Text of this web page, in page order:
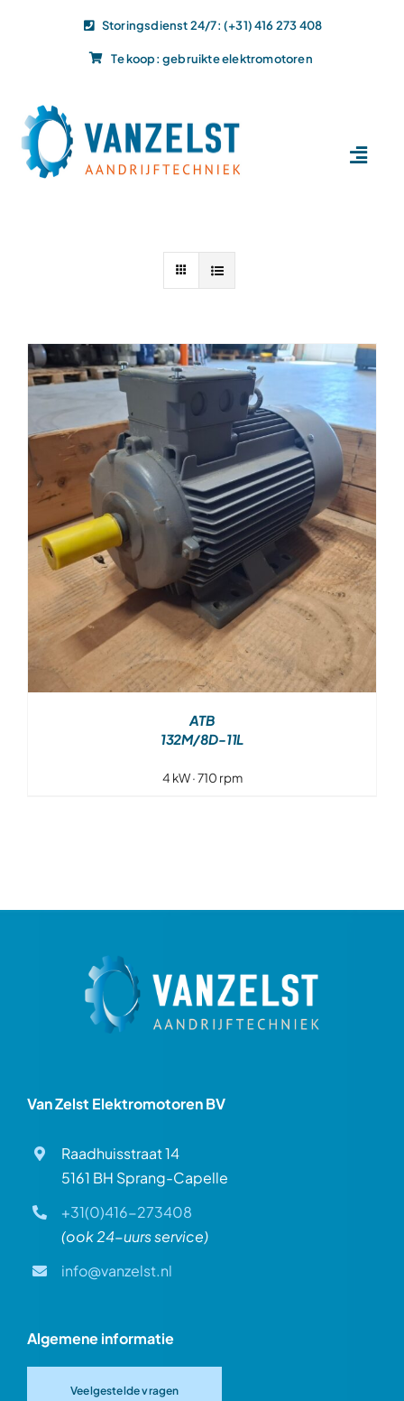
Storingsdienst 24/7: (+31) 416 273 408
Te koop: gebruikte elektromotoren
Dit leveren wij
Actueel
Projecten
Over ons
Contact
ATB
132M/8D-11L
4 kW · 710 rpm
Van Zelst Elektromotoren BV
Raadhuisstraat 14
5161 BH Sprang-Capelle
+31(0)416-273408
(ook 24-uurs service)
info@vanzelst.nl
Algemene informatie
Veelgestelde vragen